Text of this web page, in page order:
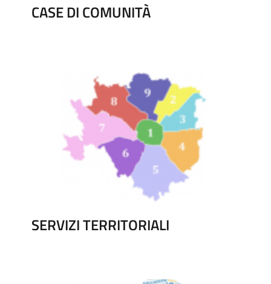
CASE DI COMUNITÀ
SERVIZI TERRITORIALI